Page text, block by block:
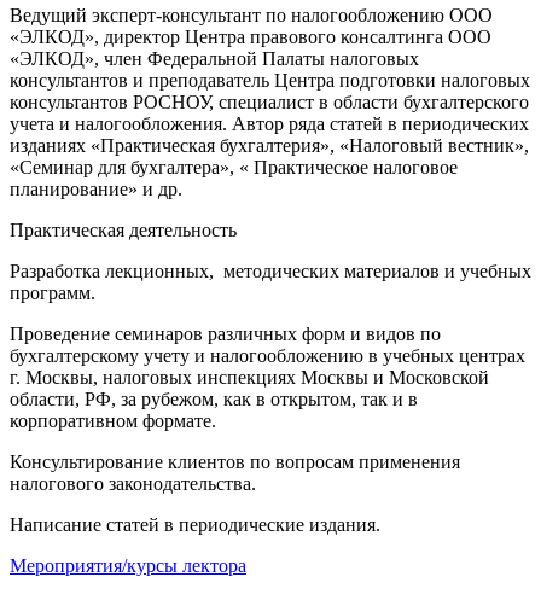
Ведущий эксперт-консультант по налогообложению ООО
«ЭЛКОД», директор Центра правового консалтинга ООО
«ЭЛКОД», член Федеральной Палаты налоговых
консультантов и преподаватель Центра подготовки налоговых
консультантов РОСНОУ, специалист в области бухгалтерского
учета и налогообложения. Автор ряда статей в периодических
изданиях «Практическая бухгалтерия», «Налоговый вестник»,
«Семинар для бухгалтера», « Практическое налоговое
планирование» и др.
Практическая деятельность
Разработка лекционных, методических материалов и учебных
программ.
Проведение семинаров различных форм и видов по
бухгалтерскому учету и налогообложению в учебных центрах
г. Москвы, налоговых инспекциях Москвы и Московской
области, РФ, за рубежом, как в открытом, так и в
корпоративном формате.
Консультирование клиентов по вопросам применения
налогового законодательства.
Написание статей в периодические издания.
Мероприятия/курсы лектора